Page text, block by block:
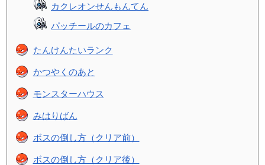
カクレオンせんもんてん
パッチールのカフェ
たんけんたいランク
かつやくのあと
モンスターハウス
みはりばん
ボスの倒し方（クリア前）
ボスの倒し方（クリア後）